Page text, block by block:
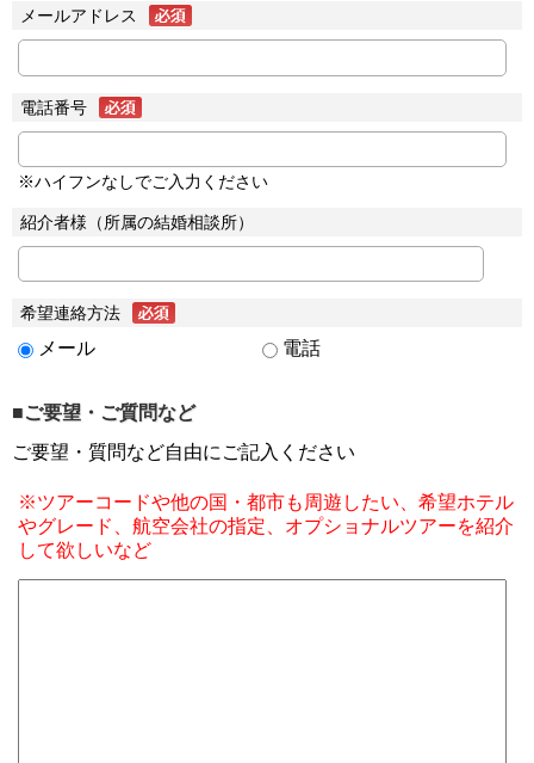
メールアドレス
電話番号
※ハイフンなしでご入力ください
紹介者様（所属の結婚相談所）
希望連絡方法
メール 電話
■ご要望・ご質問など
ご要望・質問など自由にご記入ください
※ツアーコードや他の国・都市も周遊したい、希望ホテル
やグレード、航空会社の指定、オプショナルツアーを紹介
して欲しいなど